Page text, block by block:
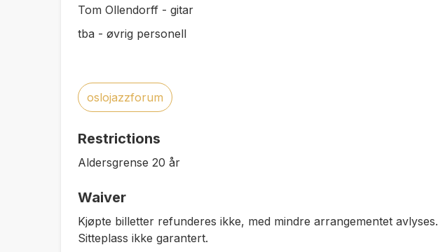
Tom Ollendorff - gitar
tba - øvrig personell
oslojazzforum
Restrictions
Aldersgrense 20 år
Waiver
Kjøpte billetter refunderes ikke, med mindre arrangementet avlyses.
Sitteplass ikke garantert.